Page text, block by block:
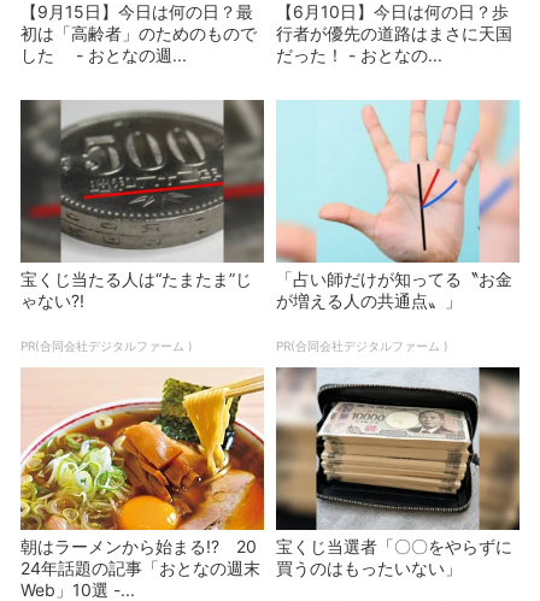
【9月15日】今日は何の日？最
初は「高齢者」のためのもので
した - おとなの週...
【6月10日】今日は何の日？歩
行者が優先の道路はまさに天国
だった！ - おとなの...
宝くじ当たる人は“たまたま”じ
ゃない?!
PR(合同会社デジタルファーム )
「占い師だけが知ってる〝お金
が増える人の共通点〟」
PR(合同会社デジタルファーム )
朝はラーメンから始まる!? 20
24年話題の記事「おとなの週末
Web」10選 -...
宝くじ当選者「〇〇をやらずに
買うのはもったいない」